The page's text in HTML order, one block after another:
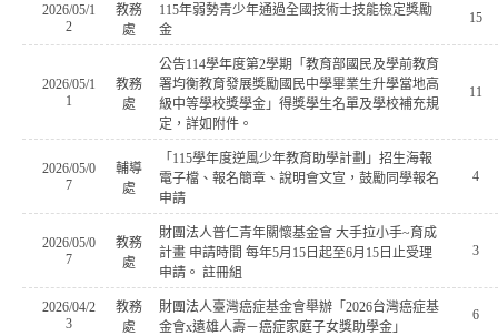
2026/05/1
2
教務
處
115年弱勢青少年通過全國技術士技能檢定獎勵
金
15
2026/05/1
1
教務
處
公告114學年度第2學期「教育部國民及學前教育
署均衡教育發展獎勵國民中學畢業生升學當地高
級中等學校獎學金」得獎學生名單及學校補充規
定，詳如附件。
11
2026/05/0
7
輔導
處
「115學年度逆風少年教育助學計劃」招生海報
電子檔、報名簡章、說明會文宣，鼓勵同學報名
申請
4
2026/05/0
7
教務
處
財團法人普仁青年關懷基金會 大手拉小手~育成
計畫 申請時間 每年5月15日起至6月15日止受理
申請。 註冊組
3
2026/04/2
3
教務
處
財團法人臺灣癌症基金會舉辦「2026台灣癌症基
金會x遠雄人壽－癌症家庭子女獎助學金」
6